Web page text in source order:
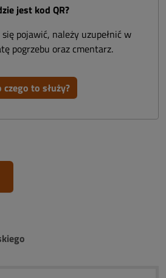
jest kod QR?
się pojawić, należy uzupełnić w
pogrzebu oraz cmentarz.
czego to służy?